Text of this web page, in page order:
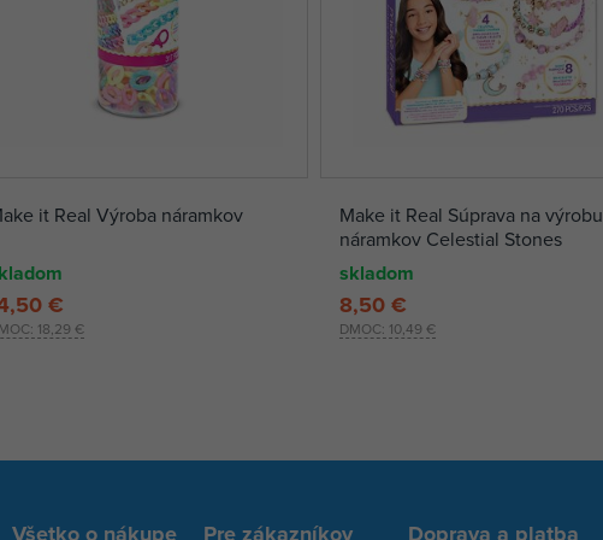
it Real Výroba náramkov
18,29 €
€
Make it Real Súprava na výrobu
náramkov Celestial Stones
skladom
DMOC: 10,49 €
8,50 €
Všetko o nákupe Pre zákazníkov Doprava a platba